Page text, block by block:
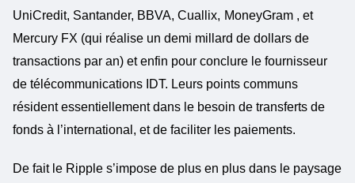
UniCredit, Santander, BBVA, Cuallix, MoneyGram , et
Mercury FX (qui réalise un demi millard de dollars de
transactions par an) et enfin pour conclure le fournisseur
de télécommunications IDT. Leurs points communs
résident essentiellement dans le besoin de transferts de
fonds à l’international, et de faciliter les paiements.
De fait le Ripple s’impose de plus en plus dans le paysage